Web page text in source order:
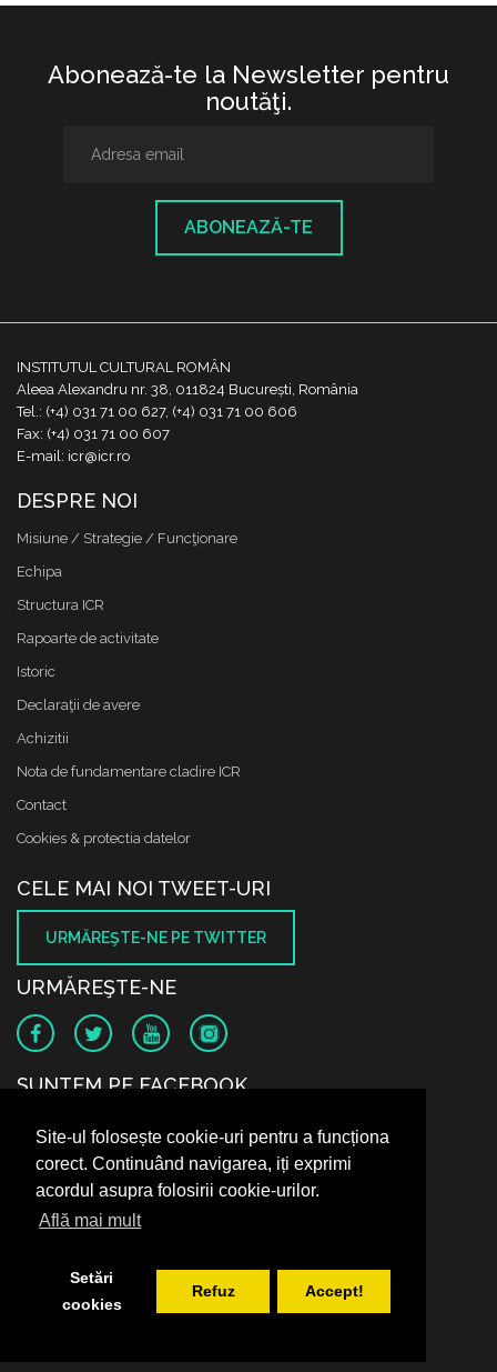
Site-ul folosește cookie-uri pentru a funcționa
corect. Continuând navigarea, iți exprimi
acordul asupra folosirii cookie-urilor.
Află mai mult
Setări
cookies
Refuz Accept!
Abonează-te la Newsletter pentru
noutăţi.
ABONEAZĂ-TE
INSTITUTUL CULTURAL ROMÂN
Aleea Alexandru nr. 38, 011824 București, România
Tel.: (+4) 031 71 00 627, (+4) 031 71 00 606
Fax: (+4) 031 71 00 607
E-mail: icr@icr.ro
DESPRE NOI
Misiune / Strategie / Funcţionare
Echipa
Structura ICR
Rapoarte de activitate
Istoric
Declaraţii de avere
Achizitii
Nota de fundamentare cladire ICR
Contact
Cookies & protectia datelor
CELE MAI NOI TWEET-URI
URMĂREŞTE-NE PE TWITTER
URMĂREŞTE-NE
SUNTEM PE FACEBOOK